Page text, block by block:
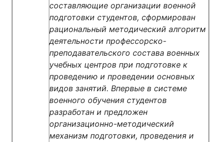
составляющие организации военной
подготовки студентов, сформирован
рациональный методический алгоритм
деятельности профессорско-
преподавательского состава военных
учебных центров при подготовке к
проведению и проведении основных
видов занятий. Впервые в системе
военного обучения студентов
разработан и предложен
организационно-методический
механизм подготовки, проведения и